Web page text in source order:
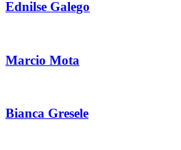
Ednilse Galego
Marcio Mota
Bianca Gresele